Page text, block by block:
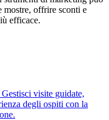
mostre, offrire sconti e
efficace.
visite guidate,
degli ospiti con la